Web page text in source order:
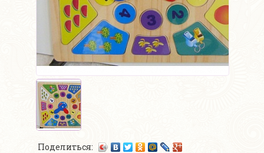
Поделиться: